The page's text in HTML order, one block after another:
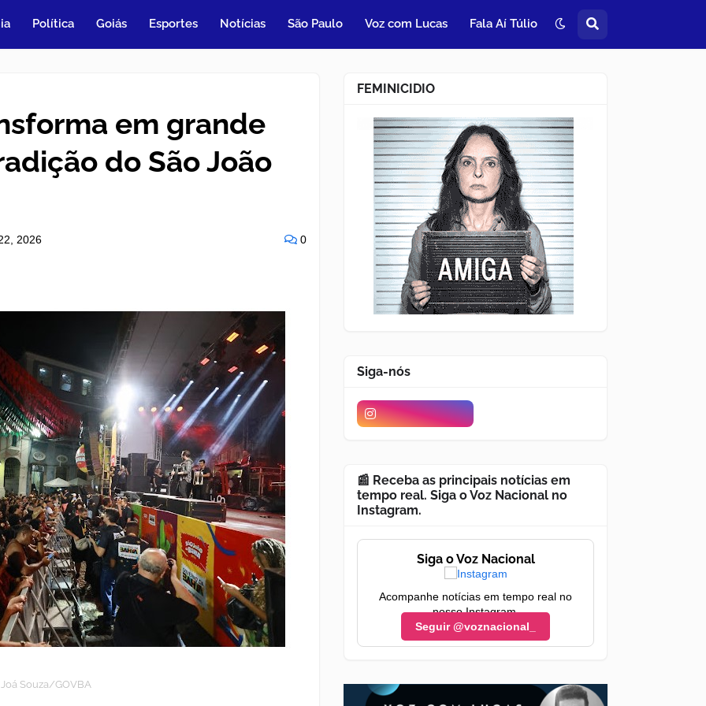
Política Goiás Esportes Notícias São Paulo Voz com Lucas Fala Aí Túlio
em grande
do São João
2026 0
Souza/GOVBA
FEMINICIDIO
Siga-nós
📰 Receba as principais notícias em
tempo real. Siga o Voz Nacional no
Instagram.
Siga o Voz Nacional
Acompanhe notícias em tempo real no
nosso Instagram.
Seguir @voznacional_